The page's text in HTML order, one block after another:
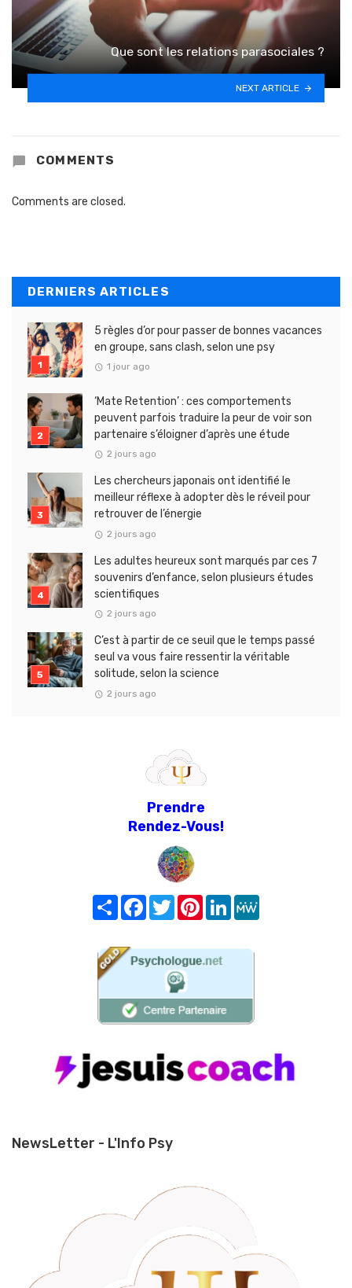
Que sont les relations parasociales ?
NEXT ARTICLE
COMMENTS
Comments are closed.
DERNIERS ARTICLES
5 règles d’or pour passer de bonnes vacances
en groupe, sans clash, selon une psy
1 jour ago
‘Mate Retention’ : ces comportements
peuvent parfois traduire la peur de voir son
partenaire s’éloigner d’après une étude
2 jours ago
Les chercheurs japonais ont identifié le
meilleur réflexe à adopter dès le réveil pour
retrouver de l’énergie
2 jours ago
Les adultes heureux sont marqués par ces 7
souvenirs d’enfance, selon plusieurs études
scientifiques
2 jours ago
C’est à partir de ce seuil que le temps passé
seul va vous faire ressentir la véritable
solitude, selon la science
2 jours ago
Prendre
Rendez-Vous!
Share FacebookTwitterPinterest
LinkedIn
NewsLetter - L'Info Psy